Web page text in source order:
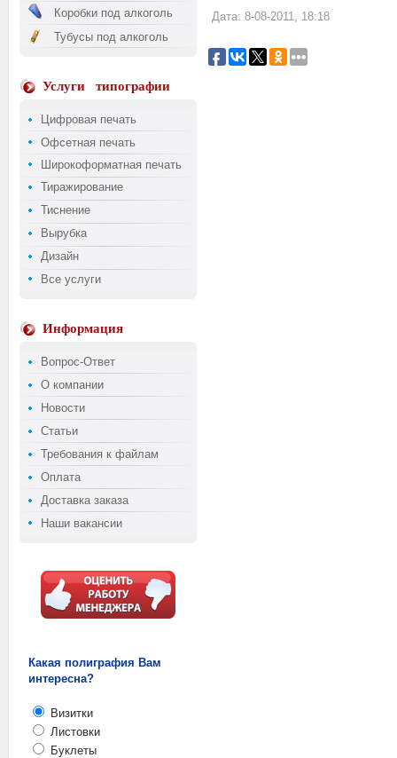
Коробки под алкоголь
Тубусы под алкоголь
Услуги типографии
Цифровая печать
Офсетная печать
Широкоформатная печать
Тиражирование
Тиснение
Вырубка
Дизайн
Все услуги
Информация
Вопрос-Ответ
О компании
Новости
Статьи
Требования к файлам
Оплата
Доставка заказа
Наши вакансии
Какая полиграфия Вам
интересна?
Визитки
Листовки
Буклеты
Дата: 8-08-2011, 18:18